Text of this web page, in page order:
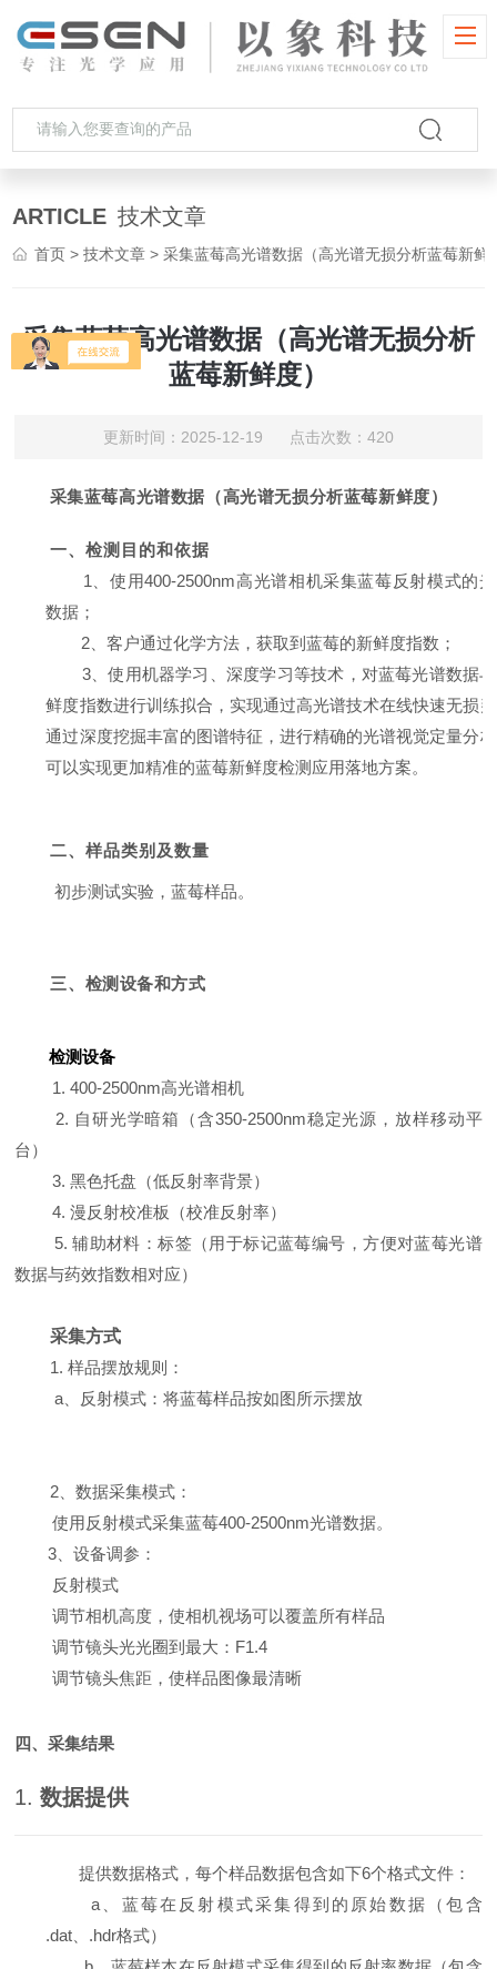
ARTICLE 技术文章
首页 >技术文章 > 采集蓝莓高光谱数据（高光谱无损分析蓝莓新鲜度）
采集蓝莓高光谱数据（高光谱无损分析
蓝莓新鲜度）
更新时间：2025-12-19 点击次数：420
采集蓝莓高光谱数据（高光谱无损分析蓝莓新鲜度）
一、检测目的和依据
1、使用400-2500nm高光谱相机采集蓝莓反射模式的
数据；
2、客户通过化学方法，获取到蓝莓的新鲜度指数；
3、使用机器学习、深度学习等技术，对蓝莓光谱数据与
鲜度指数进行训练拟合，实现通过高光谱技术在线快速无损
通过深度挖掘丰富的图谱特征，进行精确的光谱视觉定量分
可以实现更加精准的蓝莓新鲜度检测 应用落地方案。
二、样品类别及数量
初步测试实验，蓝莓样品。
三、检测设备和方式
检测设备
1. 400-2500nm高光谱相机
2. 自研光学暗箱（含350-2500nm稳定光源，放样移动平
台）
3. 黑色托盘（低反射率背景）
4. 漫反射校准板（校准反射率）
5. 辅助材料：标签（ 用于标记蓝莓编号，方便对蓝莓光谱
数据与药效指数相对应）
采集方式
1. 样品摆放规则：
a、反射模式 ：将蓝莓样品按如图所示摆放
2、数据采集模式：
使用反射模式采集蓝莓400-2500nm光谱数据。
3、设备调参：
反射模式
调节相机高度，使相机视场可以覆盖所有样品
调节镜头光光圈到最大：F1.4
调节镜头焦距，使样品图像最清晰
四、采集结果
1.数据提供
提供数据格式，每个样品数据包含如下6个格式文件：
a、蓝莓在反射模式采集得到的原始数据（包含
.dat、.hdr格式）